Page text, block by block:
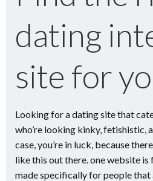
dating
site for
Looking for a dating site that
who’re looking kinky, fetishistic,
case, you’re in luck, because
like this out there. one website
made specifically for people